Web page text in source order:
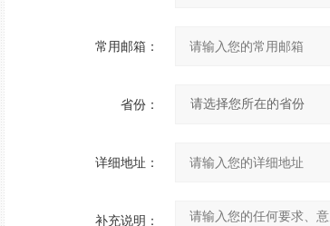
常用邮箱：
省份：
详细地址：
补充说明：